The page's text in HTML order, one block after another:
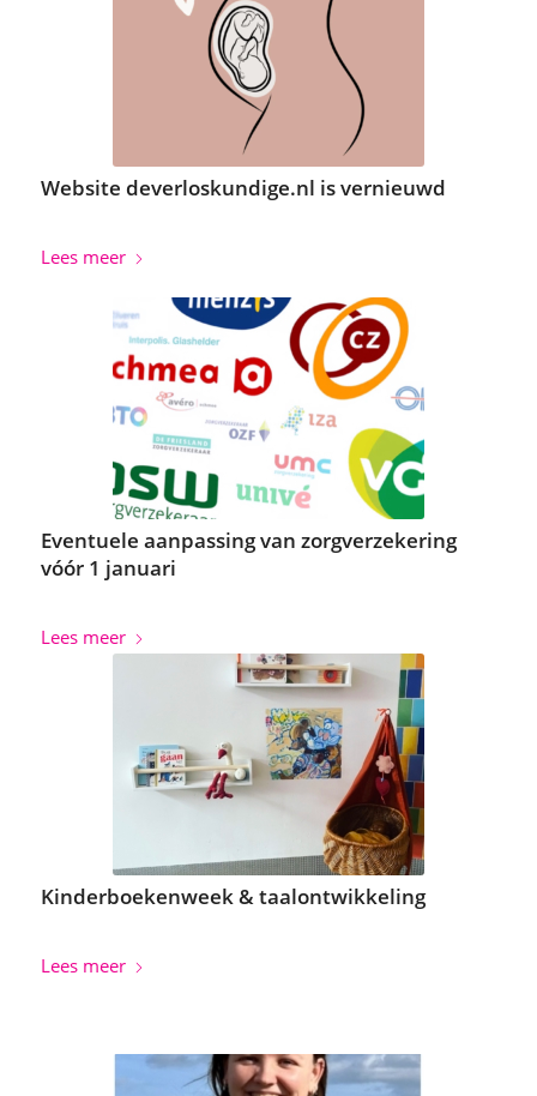
Website deverloskundige.nl is vernieuwd
Lees meer
Eventuele aanpassing van zorgverzekering
vóór 1 januari
Lees meer
Kinderboekenweek & taalontwikkeling
Lees meer